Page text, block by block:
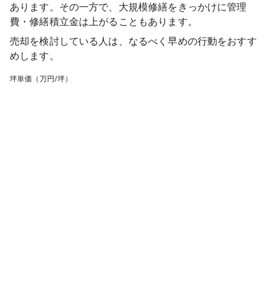
あります。その一方で、大規模修繕をきっかけに管理
費・修繕積立金は上がることもあります。
売却を検討している人は、なるべく早めの行動をおすす
めします。
坪単価（万円/坪）